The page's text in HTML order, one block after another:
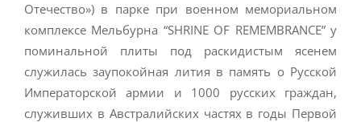
Отечество») в парке при военном мемориальном
комплексе Мельбурна “SHRINE OF REMEMBRANCE” у
поминальной плиты под раскидистым ясенем
служилась заупокойная лития в память о Русской
Императорской армии и 1000 русских граждан,
служивших в Австралийских частях в годы Первой